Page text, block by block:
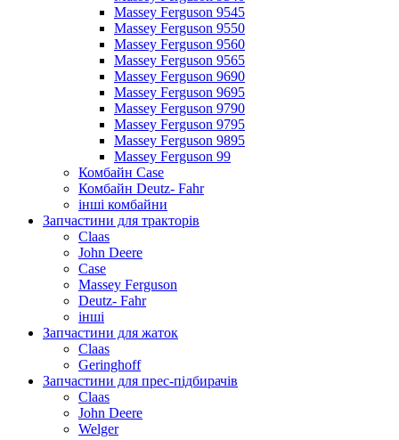
Massey Ferguson 9545
Massey Ferguson 9550
Massey Ferguson 9560
Massey Ferguson 9565
Massey Ferguson 9690
Massey Ferguson 9695
Massey Ferguson 9790
Massey Ferguson 9795
Massey Ferguson 9895
Massey Ferguson 99
Комбайн Case
Комбайн Deutz- Fahr
інші комбайни
Запчастини для тракторів
Claas
John Deere
Case
Massey Ferguson
Deutz- Fahr
інші
Запчастини для жаток
Claas
Geringhoff
Запчастини для прес-підбирачів
Claas
John Deere
Welger